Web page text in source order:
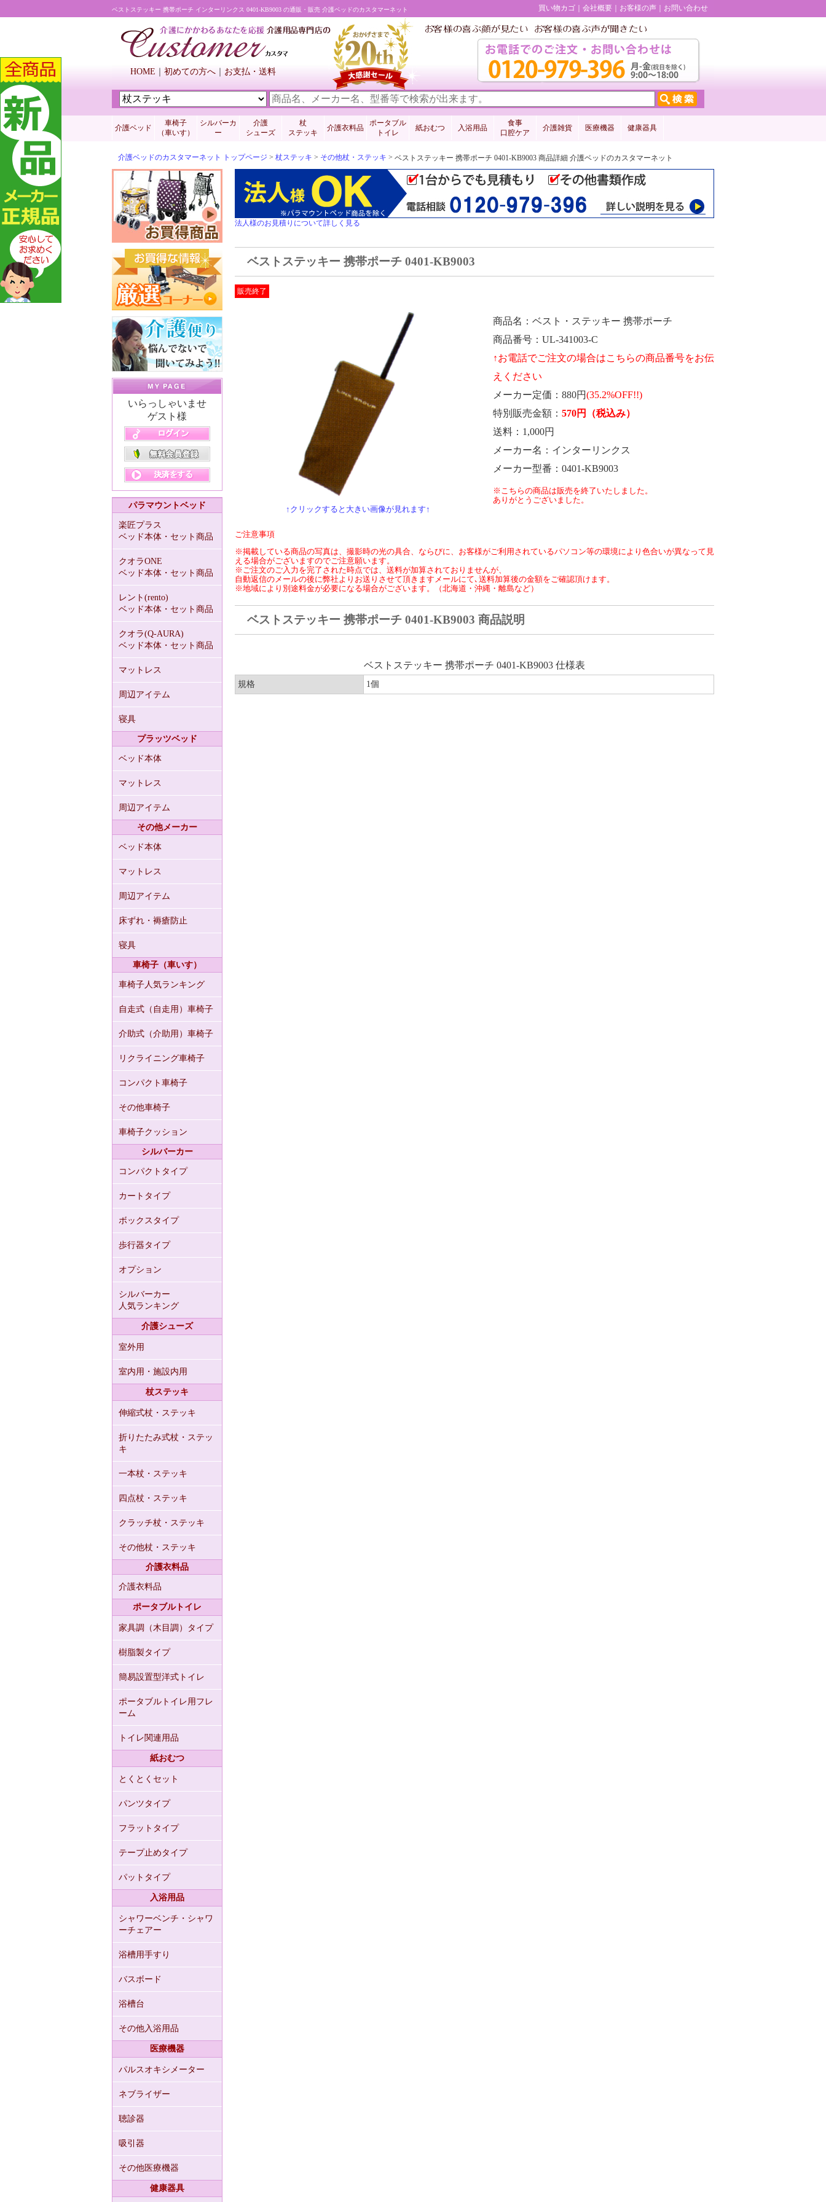
ベストステッキー 携帯ポーチ インターリンクス 0401-KB9003 の通販・販売 介護ベッドのカスタマーネット 買い物カゴ 会社概要 お客様の声 お問い合わせ
HOME 初めての方へ お支払・送料
介護ベッド
車椅子
（車いす）
シルバーカ
ー
介護
シューズ
杖
ステッキ
介護衣料品
ポータブル
トイレ
紙おむつ 入浴用品
食事
口腔ケア
介護雑貨 医療機器 健康器具
介護ベッドのカスタマーネット トップページ > 杖ステッキ > その他杖・ステッキ > ベストステッキー 携帯ポーチ 0401-KB9003 商品詳細 介護ベッドのカスタマーネット
いらっしゃいませ
ゲスト様
パラマウントベッド
楽匠プラス
ベッド本体・セット商品
クオラONE
ベッド本体・セット商品
レント(rento)
ベッド本体・セット商品
クオラ(Q-AURA)
ベッド本体・セット商品
マットレス
周辺アイテム
寝具
プラッツベッド
ベッド本体
マットレス
周辺アイテム
その他メーカー
ベッド本体
マットレス
周辺アイテム
床ずれ・褥瘡防止
寝具
車椅子（車いす）
車椅子人気ランキング
自走式（自走用）車椅子
介助式（介助用）車椅子
リクライニング車椅子
コンパクト車椅子
その他車椅子
車椅子クッション
シルバーカー
コンパクトタイプ
カートタイプ
ボックスタイプ
歩行器タイプ
オプション
シルバーカー
人気ランキング
介護シューズ
室外用
室内用・施設内用
杖ステッキ
伸縮式杖・ステッキ
折りたたみ式杖・ステッ
キ
一本杖・ステッキ
四点杖・ステッキ
クラッチ杖・ステッキ
その他杖・ステッキ
介護衣料品
介護衣料品
ポータブルトイレ
家具調（木目調）タイプ
樹脂製タイプ
簡易設置型洋式トイレ
ポータブルトイレ用フレ
ーム
トイレ関連用品
紙おむつ
とくとくセット
パンツタイプ
フラットタイプ
テープ止めタイプ
パットタイプ
入浴用品
シャワーベンチ・シャワ
ーチェアー
浴槽用手すり
バスボード
浴槽台
その他入浴用品
医療機器
パルスオキシメーター
ネブライザー
聴診器
吸引器
その他医療機器
健康器具
法人様のお見積りについて詳しく見る
ベストステッキー 携帯ポーチ 0401-KB9003
販売終了
↑クリックすると大きい画像が見れます↑
商品名
ベスト・ステッキー 携帯ポーチ
商品番号
UL-341003-C
メーカー定価 880円(35.2%OFF!!)
特別販売金額
570円
（税込み）
送料
1,000円
メーカー名
インターリンクス
メーカー型番
0401-KB9003
※こちらの商品は販売を終了いたしました。
ありがとうございました。
ご注意事項
※掲載している商品の写真は、撮影時の光の具合、ならびに、お客様がご利用されているパソコン等の環境により色合いが異なって見
える場合がございますのでご注意願います。
※ご注文のご入力を完了された時点では、送料が加算されておりませんが、
自動返信のメールの後に弊社よりお送りさせて頂きますメールにて､送料加算後の金額をご確認頂けます。
※地域により別途料金が必要になる場合がございます。（北海道・沖縄・離島など）
ベストステッキー 携帯ポーチ 0401-KB9003 商品説明
ベストステッキー 携帯ポーチ 0401-KB9003 仕様表
規格 1個